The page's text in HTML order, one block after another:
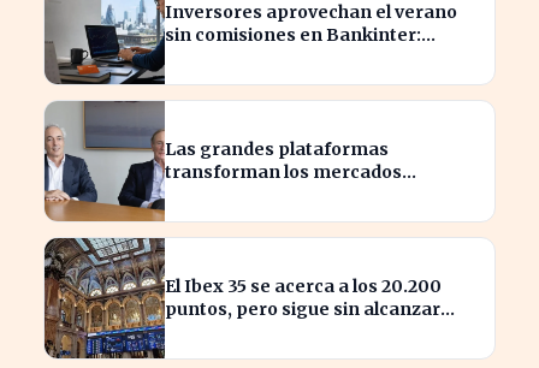
Inversores aprovechan el verano
sin comisiones en Bankinter:
internacional
Las grandes plataformas
transforman los mercados
competencia
El Ibex 35 se acerca a los 20.200
puntos, pero sigue sin alcanzar